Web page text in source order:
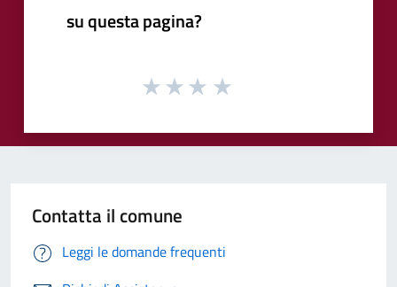
su questa pagina?
Contatta il comune
Leggi le domande frequenti